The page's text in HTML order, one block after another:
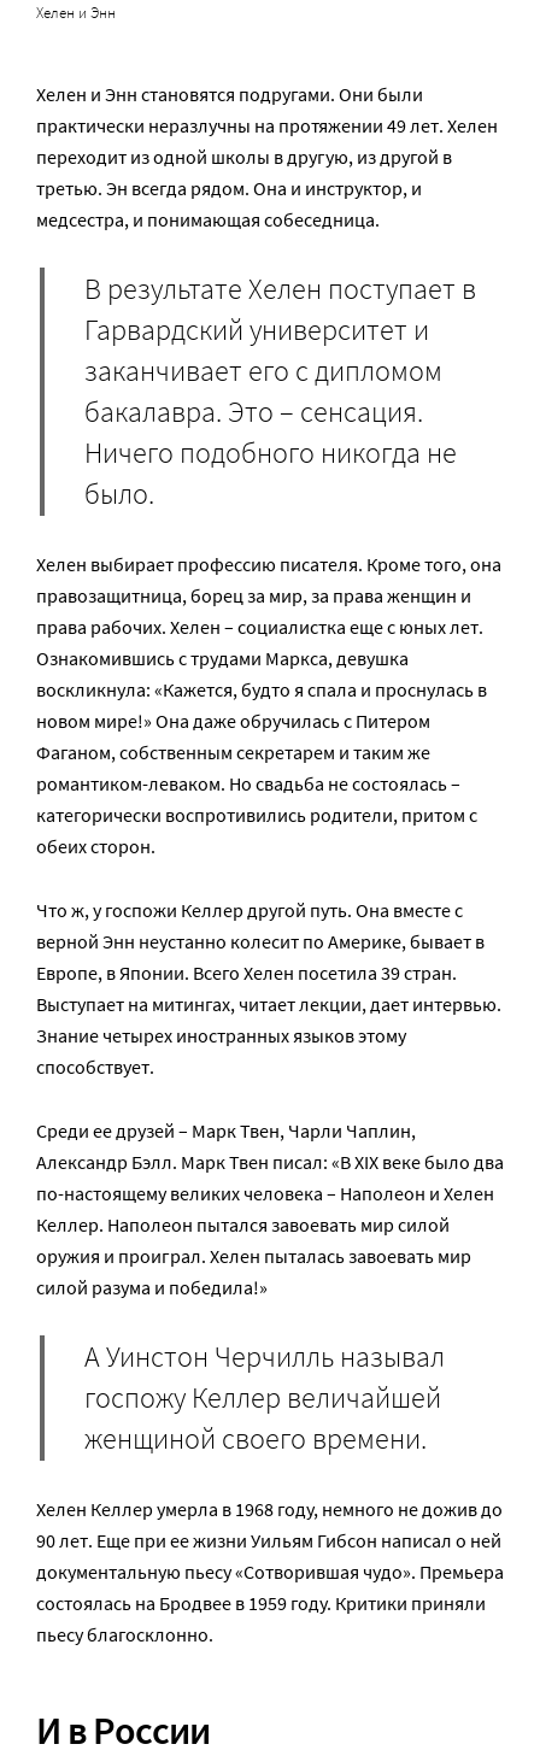
Хелен и Энн
Хелен и Энн становятся подругами. Они были
практически неразлучны на протяжении 49 лет. Хелен
переходит из одной школы в другую, из другой в
третью. Эн всегда рядом. Она и инструктор, и
медсестра, и понимающая собеседница.
В результате Хелен поступает в
Гарвардский университет и
заканчивает его с дипломом
бакалавра. Это – сенсация.
Ничего подобного никогда не
было.
Хелен выбирает профессию писателя. Кроме того, она
правозащитница, борец за мир, за права женщин и
права рабочих. Хелен – социалистка еще с юных лет.
Ознакомившись с трудами Маркса, девушка
воскликнула: «Кажется, будто я спала и проснулась в
новом мире!» Она даже обручилась с Питером
Фаганом, собственным секретарем и таким же
романтиком-леваком. Но свадьба не состоялась –
категорически воспротивились родители, притом с
обеих сторон.
Что ж, у госпожи Келлер другой путь. Она вместе с
верной Энн неустанно колесит по Америке, бывает в
Европе, в Японии. Всего Хелен посетила 39 стран.
Выступает на митингах, читает лекции, дает интервью.
Знание четырех иностранных языков этому
способствует.
Среди ее друзей – Марк Твен, Чарли Чаплин,
Александр Бэлл. Марк Твен писал: «В XIX веке было два
по-настоящему великих человека – Наполеон и Хелен
Келлер. Наполеон пытался завоевать мир силой
оружия и проиграл. Хелен пыталась завоевать мир
силой разума и победила!»
А Уинстон Черчилль называл
госпожу Келлер величайшей
женщиной своего времени.
Хелен Келлер умерла в 1968 году, немного не дожив до
90 лет. Еще при ее жизни Уильям Гибсон написал о ней
документальную пьесу «Сотворившая чудо». Премьера
состоялась на Бродвее в 1959 году. Критики приняли
пьесу благосклонно.
И в России